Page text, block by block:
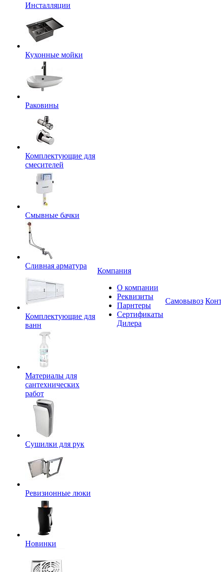
Инсталляции
Кухонные мойки
Раковины
Комплектующие для
смесителей
Смывные бачки
Сливная арматура
Комплектующие для
ванн
Материалы для
сантехнических
работ
Сушилки для рук
Ревизионные люки
Новинки
Компания
О компании
Реквизиты
Парнтеры
Сертификаты
Дилера
Самовывоз